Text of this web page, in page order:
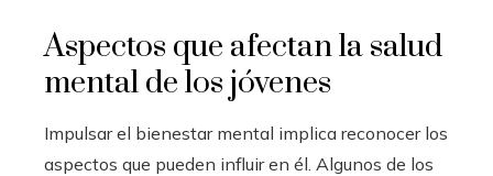
Aspectos que afectan la salud
mental de los jóvenes
Impulsar el bienestar mental implica reconocer los
aspectos que pueden influir en él. Algunos de los